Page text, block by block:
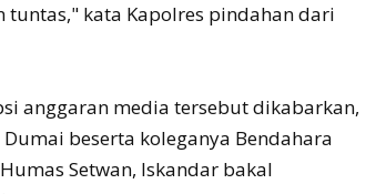
kata Kapolres pindahan dari
anggaran media tersebut dikabarkan,
Dumai beserta koleganya Bendahara
Setwan, Iskandar bakal